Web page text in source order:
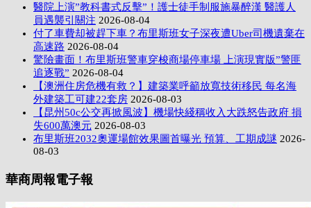
醫院上演”教科書式反擊”！護士徒手制服施暴醉漢 醫護人
員遇襲引關注 2026-08-04
付了車費却被趕下車？布里斯班女子深夜遭Uber司機遺棄在
高速路 2026-08-04
驚險畫面！布里斯班警車穿梭商場停車場 上演現實版”警匪
追逐戰” 2026-08-04
【澳洲住房危機有救？】建築業呼籲放寬技術移民 每名海
外建築工可建22套房 2026-08-03
【昆州50c公交再掀風波】機場快綫稱收入大跌怒告政府 損
失600萬澳元 2026-08-03
布里斯班2032奧運場館效果圖首曝光 預算、工期成謎 2026-
08-03
華商周報電子報